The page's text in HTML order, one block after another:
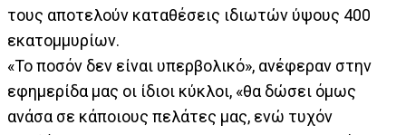
τους αποτελούν καταθέσεις ιδιωτών ύψους 400
εκατομμυρίων.
«Το ποσόν δεν είναι υπερβολικό», ανέφεραν στην
εφημερίδα μας οι ίδιοι κύκλοι, «θα δώσει όμως
ανάσα σε κάποιους πελάτες μας, ενώ τυχόν